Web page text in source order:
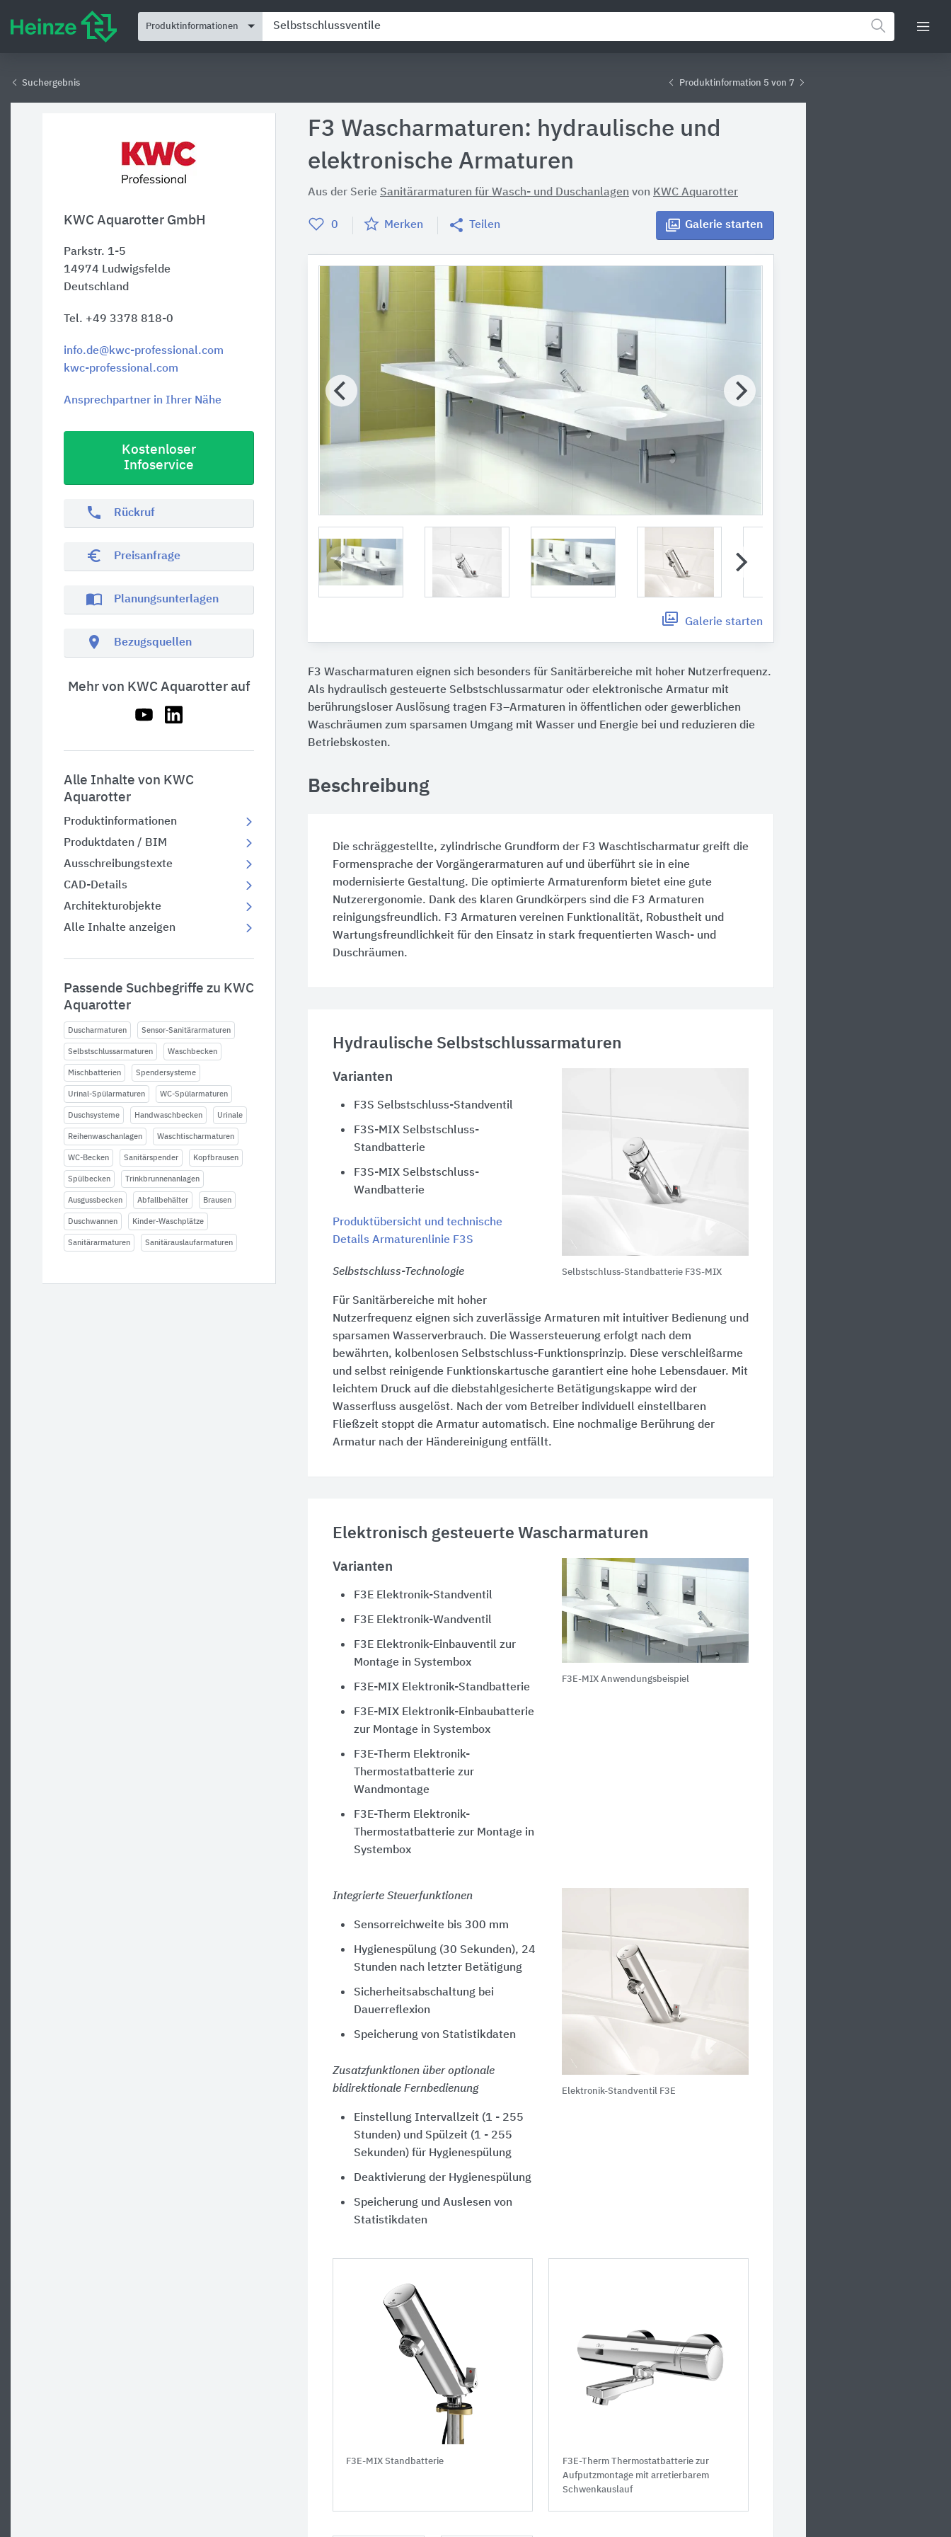
Produktinformationen
Suchergebnis Produktinformation 5 von 7
KWC Aquarotter GmbH
Parkstr. 1-5
14974 Ludwigsfelde
Deutschland
Tel. +49 3378 818-0
info.de@kwc-professional.com
kwc-professional.com
Ansprechpartner in Ihrer Nähe
Kostenloser
Infoservice
phone Rückruf
euro_symbol Preisanfrage
import_contacts Planungsunterlagen
location_on Bezugsquellen
Mehr von KWC Aquarotter auf
Alle Inhalte von KWC
Aquarotter
Produktinformationen
Produktdaten / BIM
Ausschreibungstexte
CAD-Details
Architekturobjekte
Alle Inhalte anzeigen
Passende Suchbegriffe zu KWC
Aquarotter
Duscharmaturen Sensor-Sanitärarmaturen
Selbstschlussarmaturen Waschbecken
Mischbatterien Spendersysteme
Urinal-Spülarmaturen WC-Spülarmaturen
Duschsysteme Handwaschbecken Urinale
Reihenwaschanlagen Waschtischarmaturen
WC-Becken Sanitärspender Kopfbrausen
Spülbecken Trinkbrunnenanlagen
Ausgussbecken Abfallbehälter Brausen
Duschwannen Kinder-Waschplätze
Sanitärarmaturen Sanitärauslaufarmaturen
F3 Wascharmaturen: hydraulische und
elektronische Armaturen
Aus der Serie Sanitärarmaturen für Wasch- und Duschanlagen von KWC Aquarotter
0 Merken Teilen Galerie starten
Galerie starten
F3 Wascharmaturen eignen sich besonders für Sanitärbereiche mit hoher Nutzerfrequenz.
Als hydraulisch gesteuerte Selbstschlussarmatur oder elektronische Armatur mit
berührungsloser Auslösung tragen F3–Armaturen in öffentlichen oder gewerblichen
Waschräumen zum sparsamen Umgang mit Wasser und Energie bei und reduzieren die
Betriebskosten.
Beschreibung
Die schräggestellte, zylindrische Grundform der F3 Waschtischarmatur greift die
Formensprache der Vorgängerarmaturen auf und überführt sie in eine
modernisierte Gestaltung. Die optimierte Armaturenform bietet eine gute
Nutzerergonomie. Dank des klaren Grundkörpers sind die F3 Armaturen
reinigungsfreundlich. F3 Armaturen vereinen Funktionalität, Robustheit und
Wartungsfreundlichkeit für den Einsatz in stark frequentierten Wasch- und
Duschräumen.
Hydraulische Selbstschlussarmaturen
Selbstschluss-Standbatterie F3S-MIX
Varianten
F3S Selbstschluss-Standventil
F3S-MIX Selbstschluss-
Standbatterie
F3S-MIX Selbstschluss-
Wandbatterie
Produktübersicht und technische
Details Armaturenlinie F3S
Selbstschluss-Technologie
Für Sanitärbereiche mit hoher
Nutzerfrequenz eignen sich zuverlässige Armaturen mit intuitiver Bedienung und
sparsamen Wasserverbrauch. Die Wassersteuerung erfolgt nach dem
bewährten, kolbenlosen Selbstschluss-Funktionsprinzip. Diese verschleißarme
und selbst reinigende Funktionskartusche garantiert eine hohe Lebensdauer. Mit
leichtem Druck auf die diebstahlgesicherte Betätigungskappe wird der
Wasserfluss ausgelöst. Nach der vom Betreiber individuell einstellbaren
Fließzeit stoppt die Armatur automatisch. Eine nochmalige Berührung der
Armatur nach der Händereinigung entfällt.
Elektronisch gesteuerte Wascharmaturen
F3E-MIX Anwendungsbeispiel
Varianten
F3E Elektronik-Standventil
F3E Elektronik-Wandventil
F3E Elektronik-Einbauventil zur
Montage in Systembox
F3E-MIX Elektronik-Standbatterie
F3E-MIX Elektronik-Einbaubatterie
zur Montage in Systembox
F3E-Therm Elektronik-
Thermostatbatterie zur
Wandmontage
F3E-Therm Elektronik-
Thermostatbatterie zur Montage in
Systembox
Elektronik-Standventil F3E
Integrierte Steuerfunktionen
Sensorreichweite bis 300 mm
Hygienespülung (30 Sekunden), 24
Stunden nach letzter Betätigung
Sicherheitsabschaltung bei
Dauerreflexion
Speicherung von Statistikdaten
Zusatzfunktionen über optionale
bidirektionale Fernbedienung
Einstellung Intervallzeit (1 - 255
Stunden) und Spülzeit (1 - 255
Sekunden) für Hygienespülung
Deaktivierung der Hygienespülung
Speicherung und Auslesen von
Statistikdaten
F3E-MIX Standbatterie
F3E-Therm Thermostatbatterie zur
Aufputzmontage mit arretierbarem
Schwenkauslauf